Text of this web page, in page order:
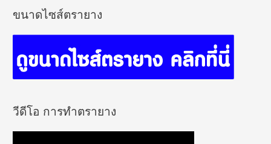
ขนาดไซส์ตรายาง
วีดีโอ การทำตรายาง